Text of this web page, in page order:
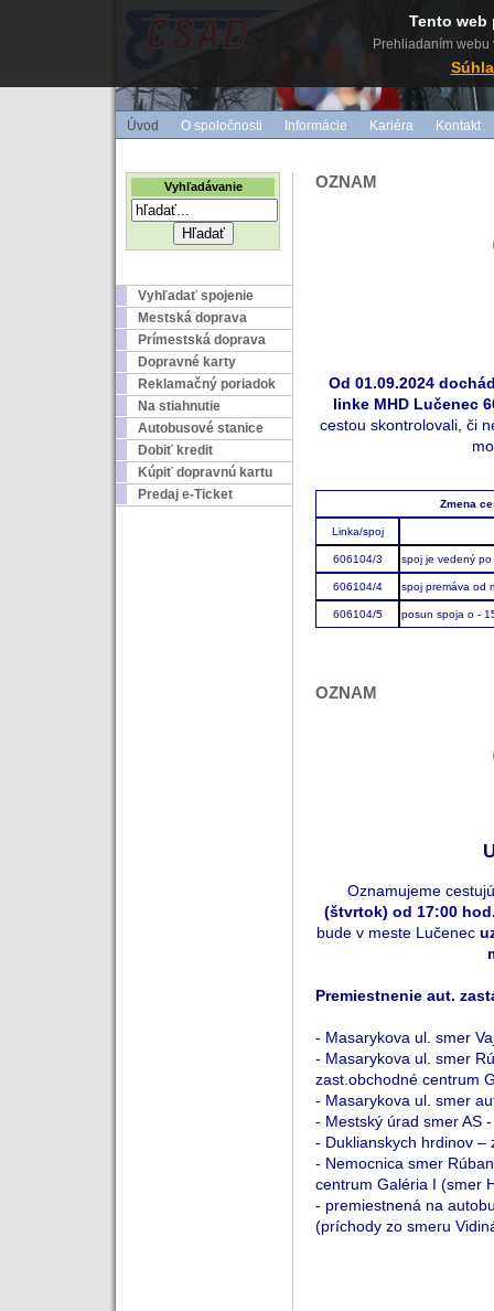
Úvod O spoločnosti Informácie Kariéra Kontakt
Vyhľadávanie
Vyhľadať spojenie
Mestská doprava
Prímestská doprava
Dopravné karty
Reklamačný poriadok
Na stiahnutie
Autobusové stanice
Dobiť kredit
Kúpiť dopravnú kartu
Predaj e-Ticket
OZNAM
Od 01.09.2024
linke MHD Lučenec
cestou skontrolovali, či
Zmena
Linka/spoj
606104/3 spoj je vedený po
606104/4 spoj premáva od
606104/5 posun spoja o -
OZNAM
Oznamujeme
(štvrtok) od 17:00
bude v meste Lučenec
Premiestnenie aut.
- Masarykova ul. smer
- Masarykova ul. smer
zast.obchodné centrum
- Masarykova ul. smer
- Mestský úrad smer AS
- Duklianskych hrdinov –
- Nemocnica smer
centrum Galéria I (smer
- premiestnená na
(príchody zo smeru
Tento web
Prehliadaním